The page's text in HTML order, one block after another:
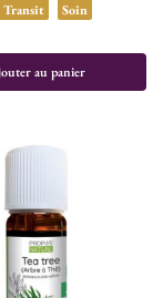
Soin
au panier